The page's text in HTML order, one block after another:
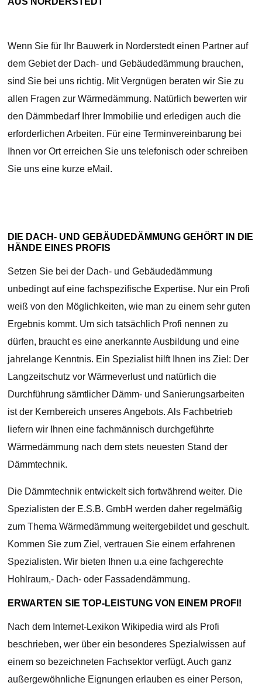
Wenn Sie für Ihr Bauwerk in Norderstedt einen Partner auf
dem Gebiet der Dach- und Gebäudedämmung brauchen,
sind Sie bei uns richtig. Mit Vergnügen beraten wir Sie zu
allen Fragen zur Wärmedämmung. Natürlich bewerten wir
den Dämmbedarf Ihrer Immobilie und erledigen auch die
erforderlichen Arbeiten. Für eine Terminvereinbarung bei
Ihnen vor Ort erreichen Sie uns telefonisch oder schreiben
Sie uns eine kurze eMail.
DIE DACH- UND GEBÄUDEDÄMMUNG GEHÖRT IN DIE
HÄNDE EINES PROFIS
Setzen Sie bei der Dach- und Gebäudedämmung
unbedingt auf eine fachspezifische Expertise. Nur ein Profi
weiß von den Möglichkeiten, wie man zu einem sehr guten
Ergebnis kommt. Um sich tatsächlich Profi nennen zu
dürfen, braucht es eine anerkannte Ausbildung und eine
jahrelange Kenntnis. Ein Spezialist hilft Ihnen ins Ziel: Der
Langzeitschutz vor Wärmeverlust und natürlich die
Durchführung sämtlicher Dämm- und Sanierungsarbeiten
ist der Kernbereich unseres Angebots. Als Fachbetrieb
liefern wir Ihnen eine fachmännisch durchgeführte
Wärmedämmung nach dem stets neuesten Stand der
Dämmtechnik.
Die Dämmtechnik entwickelt sich fortwährend weiter. Die
Spezialisten der E.S.B. GmbH werden daher regelmäßig
zum Thema Wärmedämmung weitergebildet und geschult.
Kommen Sie zum Ziel, vertrauen Sie einem erfahrenen
Spezialisten. Wir bieten Ihnen u.a eine fachgerechte
Hohlraum,- Dach- oder Fassadendämmung.
ERWARTEN SIE TOP-LEISTUNG VON EINEM PROFI!
Nach dem Internet-Lexikon Wikipedia wird als Profi
beschrieben, wer über ein besonderes Spezialwissen auf
einem so bezeichneten Fachsektor verfügt. Auch ganz
außergewöhnliche Eignungen erlauben es einer Person,